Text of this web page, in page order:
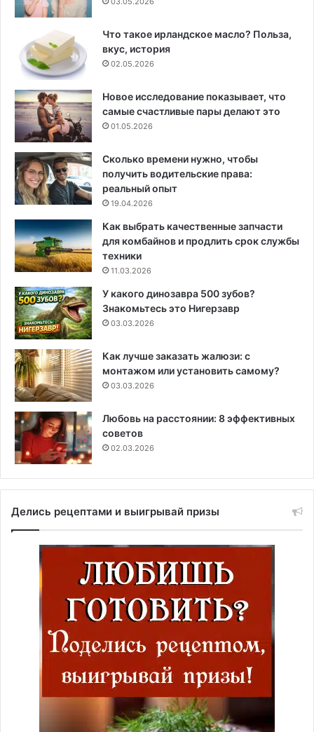
Что такое ирландское масло? Польза,
вкус, история
02.05.2026
Новое исследование показывает, что
самые счастливые пары делают это
01.05.2026
Сколько времени нужно, чтобы
получить водительские права:
реальный опыт
19.04.2026
Как выбрать качественные запчасти
для комбайнов и продлить срок службы
техники
11.03.2026
У какого динозавра 500 зубов?
Знакомьтесь это Нигерзавр
03.03.2026
Как лучше заказать жалюзи: с
монтажом или установить самому?
03.03.2026
Любовь на расстоянии: 8 эффективных
советов
02.03.2026
Делись рецептами и выигрывай призы